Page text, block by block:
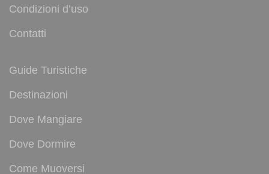
Condizioni d’uso
Contatti
Guide Turistiche
Destinazioni
Dove Mangiare
Dove Dormire
Come Muoversi